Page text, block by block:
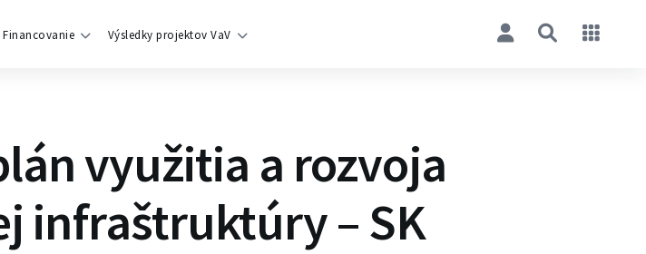
Financovanie Výsledky projektov VaV
využitia a rozvoja
infraštruktúry – SK